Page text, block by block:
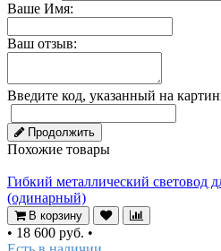
Ваше Имя:
Ваш отзыв:
Введите код, указанный на
Продолжить
Похожие товары
Гибкий металлический световод
(одинарный)
В корзину
• 18 600 руб. •